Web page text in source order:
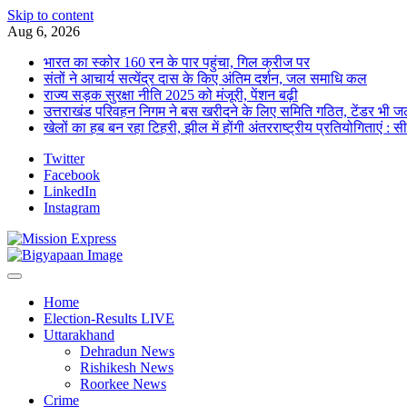
Skip to content
Aug 6, 2026
भारत का स्कोर 160 रन के पार पहुंचा, गिल क्रीज पर
संतों ने आचार्य सत्येंद्र दास के किए अंतिम दर्शन, जल समाधि कल
राज्य सड़क सुरक्षा नीति 2025 को मंजूरी, पेंशन बढ़ी
उत्तराखंड परिवहन निगम ने बस खरीदने के लिए समिति गठित, टेंडर भी
खेलों का हब बन रहा टिहरी, झील में होंगी अंतरराष्ट्रीय प्रतियोगिताएं :
Twitter
Facebook
LinkedIn
Instagram
Home
Election-Results LIVE
Uttarakhand
Dehradun News
Rishikesh News
Roorkee News
Crime